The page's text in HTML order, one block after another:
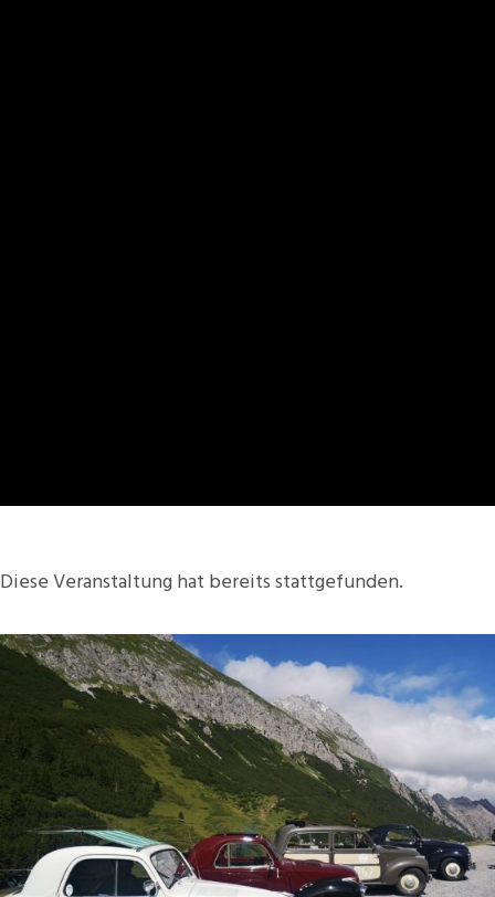
Diese Veranstaltung hat bereits stattgefunden.